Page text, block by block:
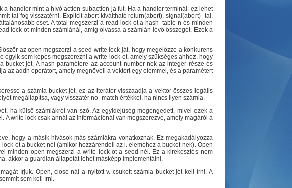
handler mint a hívó action subaction-ja fut. Ha a handler terminál, ez lehet
tal fog visszatérni. Explicit abort kiváltható return(abort), signal(abort) -tal.
eset. A total megszerzi a read lock-ot a hash_table-n és minden
lock-ot minden számlánál, amíg olvassa a számlán lévő összeget. Ezek a
az open megszerzi a seed write lock-ját, hogy megelőzze a konkurens
sem képes megszerezni a write lock-ot, amely szükséges ahhoz, hogy
jét. A hash paramétere az account number-nek az integer része és
az addh operátort, amely megnöveli a vektort egy elemmel, és a paramétert
a számla bucket-jét, ez az iterátor visszaadja a vektor összes legális
megállapítsa, vagy visszatér no_match értékkel, ha nincs ilyen számla.
ha külső számlákról van szó. Az egyidejűség megengedett, mivel ezek a
write lock csak annál az információnál van megszerezve, amely magáról a
hogy a másik hívások más számlákra vonatkoznak. Ez megakadályozza
ot a bucket-nél (amikor hozzárendeli az i. eleméhez a bucket-nek). Open
minden open megszerzi a write lock-ot a seed-nél. Ez a kirekesztés nem
akkor a guardian állapotát lehet másképp implementálni.
írjuk. Open, close-nál a nyitott v. csukott számla bucket-jét kell írni. A
sem kell írni.